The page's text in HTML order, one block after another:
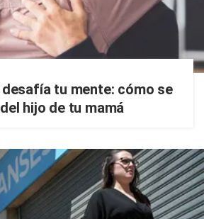
tu mente: cómo se
hijo de tu mamá